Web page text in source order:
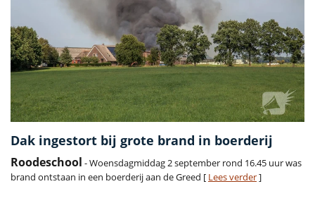
Dak ingestort bij grote brand in boerderij
Roodeschool - Woensdagmiddag 2 september rond 16.45 uur was
brand ontstaan in een boerderij aan de Greed [ Lees verder]